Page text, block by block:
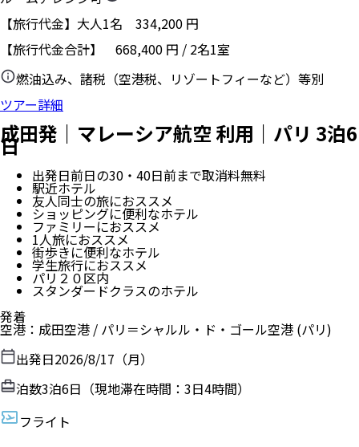
【旅行代金】大人1名 334,200 円
【旅行代金合計】 668,400 円 / 2名1室
燃油込み、諸税（空港税、リゾートフィーなど）等別
ツアー詳細
成田発｜マレーシア航空 利用｜パリ 3泊6
日
出発日前日の30・40日前まで取消料無料
駅近ホテル
友人同士の旅におススメ
ショッピングに便利なホテル
ファミリーにおススメ
1人旅におススメ
街歩きに便利なホテル
学生旅行におススメ
パリ２０区内
スタンダードクラスのホテル
発着
空港 ： 成田空港 / パリ＝シャルル・ド・ゴール空港 (パリ)
出発日2026/8/17（月）
泊数3泊6日（現地滞在時間： 3日4時間）
フライト